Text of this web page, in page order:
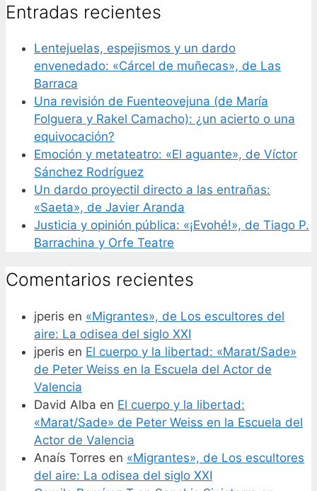
Entradas recientes
Lentejuelas, espejismos y un dardo
envenedado: «Cárcel de muñecas», de Las
Barraca
Una revisión de Fuenteovejuna (de María
Folguera y Rakel Camacho): ¿un acierto o una
equivocación?
Emoción y metateatro: «El aguante», de Víctor
Sánchez Rodríguez
Un dardo proyectil directo a las entrañas:
«Saeta», de Javier Aranda
Justicia y opinión pública: «¡Evohé!», de Tiago P.
Barrachina y Orfe Teatre
Comentarios recientes
jperis en «Migrantes», de Los escultores del
aire: La odisea del siglo XXI
jperis en El cuerpo y la libertad: «Marat/Sade»
de Peter Weiss en la Escuela del Actor de
Valencia
David Alba en El cuerpo y la libertad:
«Marat/Sade» de Peter Weiss en la Escuela del
Actor de Valencia
Anaís Torres en «Migrantes», de Los escultores
del aire: La odisea del siglo XXI